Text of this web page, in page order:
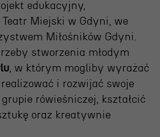
Dramaturgiczna
edukacyjny,
Miejski w Gdyni, we
Miłośników Gdyni.
stworzenia młodym
, w którym mogliby wyrażać
i rozwijać swoje
rówieśniczej, kształcić
oraz kreatywnie